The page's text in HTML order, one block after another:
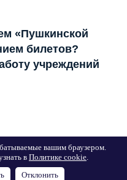
«Пушкинской
билетов?
учреждений
вашим браузером.
в Политике cookie.
Отклонить